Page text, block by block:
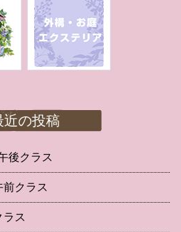
近の投稿
後クラス
クラス
ス